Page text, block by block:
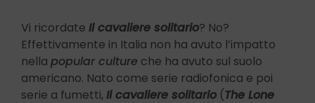
Vi ricordate Il cavaliere solitario? No?
Effettivamente in Italia non ha avuto l’impatto
nella popular culture che ha avuto sul suolo
americano. Nato come serie radiofonica e poi
serie a fumetti, Il cavaliere solitario (The Lone